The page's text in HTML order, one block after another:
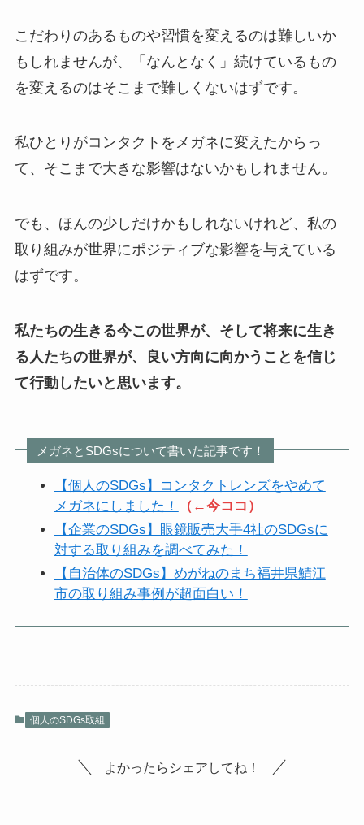
こだわりのあるものや習慣を変えるのは難しいか
もしれませんが、「なんとなく」続けているもの
を変えるのはそこまで難しくないはずです。
私ひとりがコンタクトをメガネに変えたからっ
て、そこまで大きな影響はないかもしれません。
でも、ほんの少しだけかもしれないけれど、私の
取り組みが世界にポジティブな影響を与えている
はずです。
私たちの生きる今この世界が、そして将来に生き
る人たちの世界が、良い方向に向かうことを信じ
て行動したいと思います。
メガネとSDGsについて書いた記事です！
【個人のSDGs】コンタクトレンズをやめて
メガネにしました！
（←今ココ）
【企業のSDGs】眼鏡販売大手4社のSDGsに
対する取り組みを調べてみた！
【自治体のSDGs】めがねのまち福井県鯖江
市の取り組み事例が超面白い！
個人のSDGs取組
よかったらシェアしてね！